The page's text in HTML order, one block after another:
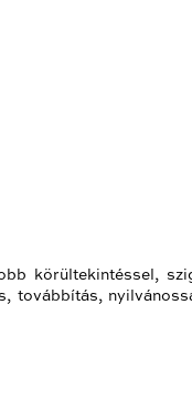
körültekintéssel,
továbbítás,